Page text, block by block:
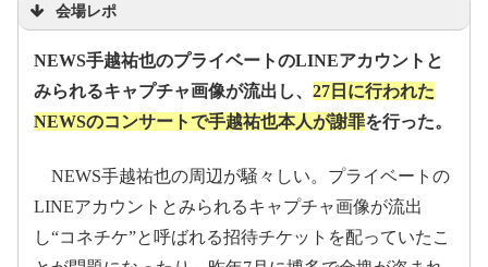
pic.twitter.com/xbUfDcKpcg
pic.twitter.com/EB5boQFo8o
2017年
5月28日
2017年5月28日
#NEWS
pic.twitter.com/K3d1hpXzDo
May
27, 2017
会場レポ
NEWS手越祐也のプライベートのLINEアカウントと
みられるキャプチャ画像が流出し、 27日に行われた
NEWSのコンサートで手越祐也本人が謝罪を行った。
NEWS手越祐也の周辺が騒々しい。プライベートの
LINEアカウントとみられるキャプチャ画像が流出
し“コネチケ”と呼ばれる招待チケットを配っていたこ